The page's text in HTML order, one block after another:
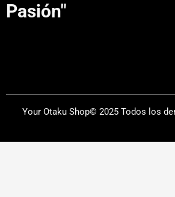
Pasión"
Your Otaku Shop© 2025 Todos los